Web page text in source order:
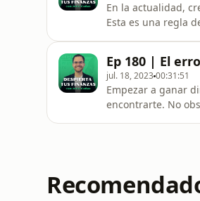
En la actualidad,
Esta es una regla
decisión financiera
Ep 180 | El
jul. 18, 202300:31:51
Empezar a ganar
encontrarte. No